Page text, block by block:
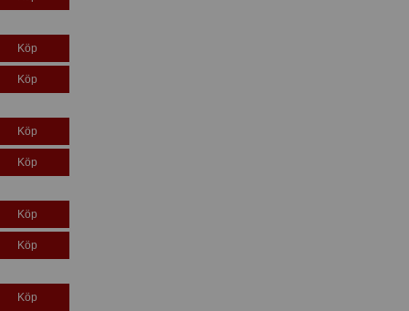
Köp
Köp
Köp
Köp
Köp
Köp
Köp